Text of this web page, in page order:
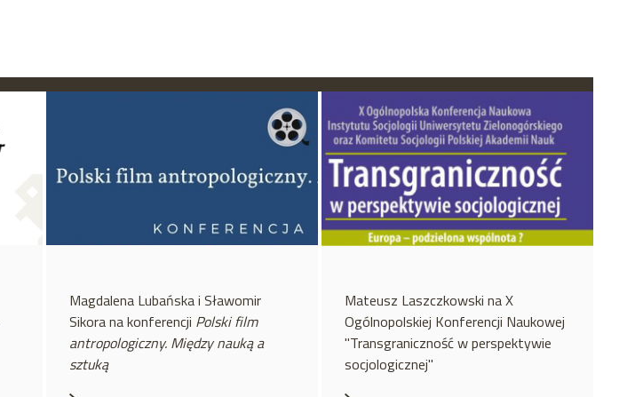
Magdalena Lubańska i Sławomir
Sikora na konferencji Polski film
antropologiczny. Między nauką a
sztuką
Mateusz Laszczkowski na X
Ogólnopolskiej Konferencji Naukowej
"Transgraniczność w perspektywie
socjologicznej"